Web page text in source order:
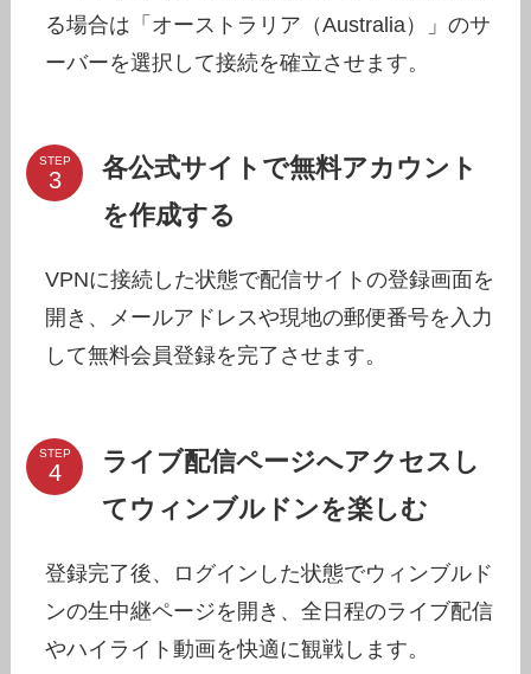
る場合は「オーストラリア（Australia）」のサ
ーバーを選択して接続を確立させます。
STEP
各公式サイトで無料アカウント
を作成する
VPNに接続した状態で配信サイトの登録画面を
開き、メールアドレスや現地の郵便番号を入力
して無料会員登録を完了させます。
STEP
ライブ配信ページへアクセスし
てウィンブルドンを楽しむ
登録完了後、ログインした状態でウィンブルド
ンの生中継ページを開き、全日程のライブ配信
やハイライト動画を快適に観戦します。